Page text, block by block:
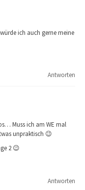
ich auch gerne meine
Antworten
Muss ich am WE mal
unpraktisch 😉
2 😉
Antworten